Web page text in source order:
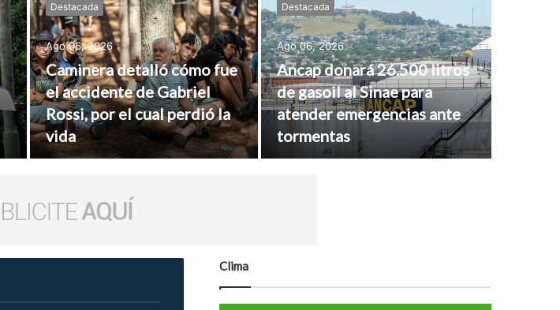
Destacada
Ago 06, 2026
Caminera detalló cómo fue
el accidente de Gabriel
Rossi, por el cual perdió la
vida
Destacada
Ago 06, 2026
Ancap donará 26.500 litros
de gasoil al Sinae para
atender emergencias ante
tormentas
Clima